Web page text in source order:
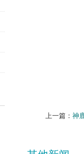
上一篇：神